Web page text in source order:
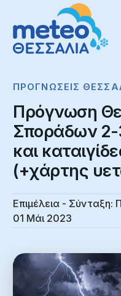
ΠΡΟΓΝΏΣΕΙΣ
Πρόγνωση
Σποράδων
και
(+χάρτης
Επιμέλεια - Σύνταξη:
01 Μάι 2023